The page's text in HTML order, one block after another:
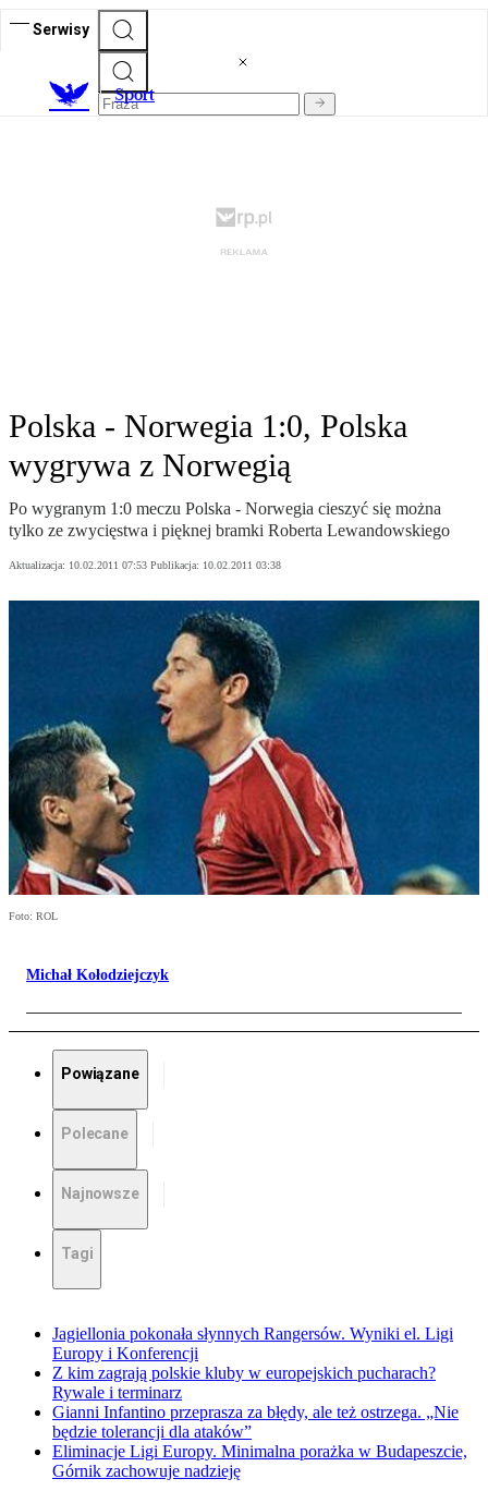
Serwisy
Sport
Polska - Norwegia 1:0, Polska
wygrywa z Norwegią
Po wygranym 1:0 meczu Polska - Norwegia cieszyć się można
tylko ze zwycięstwa i pięknej bramki Roberta Lewandowskiego
Aktualizacja: 10.02.2011 07:53 Publikacja: 10.02.2011 03:38
Foto: ROL
Michał Kołodziejczyk
Powiązane
Polecane
Najnowsze
Tagi
Jagiellonia pokonała słynnych Rangersów. Wyniki el. Ligi
Europy i Konferencji
Z kim zagrają polskie kluby w europejskich pucharach?
Rywale i terminarz
Gianni Infantino przeprasza za błędy, ale też ostrzega. „Nie
będzie tolerancji dla ataków”
Eliminacje Ligi Europy. Minimalna porażka w Budapeszcie,
Górnik zachowuje nadzieję